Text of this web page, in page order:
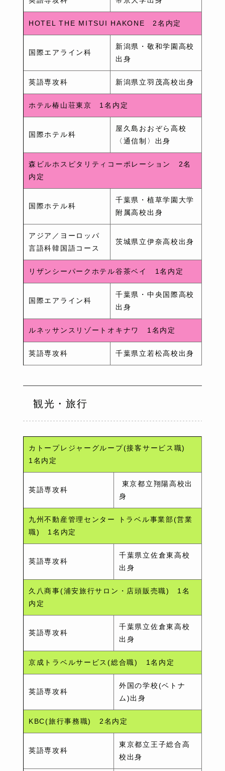
HOTEL THE MITSUI HAKONE 2名内定
国際エアライン科
新潟県・敬和学園高校
出身
英語専攻科 新潟県立羽茂高校出身
ホテル椿山荘東京 1名内定
国際ホテル科
屋久島おおぞら高校
〈通信制〉出身
森ビルホスピタリティコーポレーション 2名
内定
国際ホテル科
千葉県・植草学園大学
附属高校出身
アジア／ヨーロッパ
言語科韓国語コース
茨城県立伊奈高校出身
リザンシーパークホテル谷茶ベイ 1名内定
国際エアライン科
千葉県・中央国際高校
出身
ルネッサンスリゾートオキナワ 1名内定
英語専攻科 千葉県立若松高校出身
観光・旅行
カトープレジャーグループ(接客サービス職)
1名内定
英語専攻科
東京都立翔陽高校出
身
九州不動産管理センター トラベル事業部(営業
職) 1名内定
英語専攻科
千葉県立佐倉東高校
出身
久八商事(浦安旅行サロン・店頭販売職) 1名
内定
英語専攻科
千葉県立佐倉東高校
出身
京成トラベルサービス(総合職) 1名内定
英語専攻科
外国の学校(ベトナ
ム)出身
KBC(旅行事務職) 2名内定
英語専攻科
東京都立王子総合高
校出身